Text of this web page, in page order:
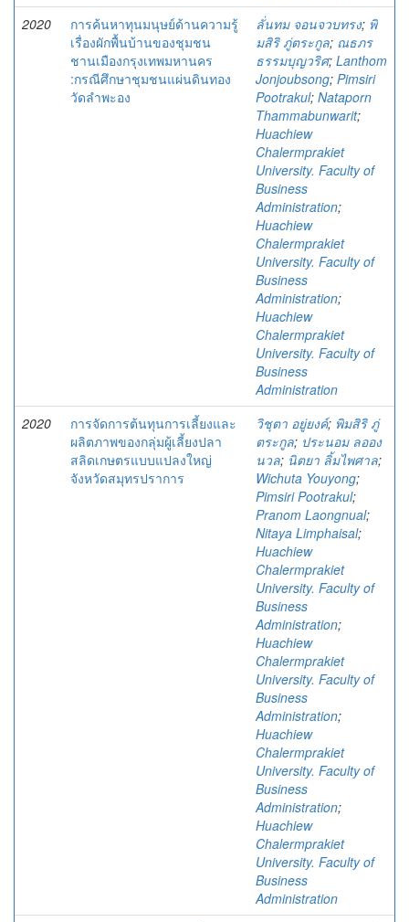
2020
การค้นหาทุนมนุษย์ด้านความรู้
เรื่องผักพื้นบ้านของชุมชน
ชานเมืองกรุงเทพมหานคร
:กรณีศึกษาชุมชนแผ่นดินทอง
วัดลำพะอง
ลั่นทม จอนจวบทรง; พิ
มสิริ ภู่ตระกูล; ณธภร
ธรรมบุญวริศ; Lanthom
Jonjoubsong; Pimsiri
Pootrakul; Nataporn
Thammabunwarit;
Huachiew
Chalermprakiet
University. Faculty of
Business
Administration;
Huachiew
Chalermprakiet
University. Faculty of
Business
Administration;
Huachiew
Chalermprakiet
University. Faculty of
Business
Administration
2020
การจัดการต้นทุนการเลี้ยงและ
ผลิตภาพของกลุ่มผู้เลี้ยงปลา
สลิดเกษตรแบบแปลงใหญ่
จังหวัดสมุทรปราการ
วิชุตา อยู่ยงค์; พิมสิริ ภู่
ตระกูล; ประนอม ลออง
นวล; นิตยา ลิ้มไพศาล;
Wichuta Youyong;
Pimsiri Pootrakul;
Pranom Laongnual;
Nitaya Limphaisal;
Huachiew
Chalermprakiet
University. Faculty of
Business
Administration;
Huachiew
Chalermprakiet
University. Faculty of
Business
Administration;
Huachiew
Chalermprakiet
University. Faculty of
Business
Administration;
Huachiew
Chalermprakiet
University. Faculty of
Business
Administration